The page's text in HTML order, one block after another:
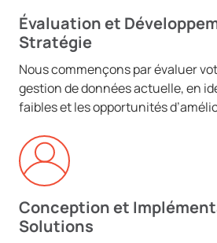
Évaluation et
Stratégie
Nous commençons par évaluer
gestion de données actuelle, en
faibles et les opportunités
Conception et
Solutions